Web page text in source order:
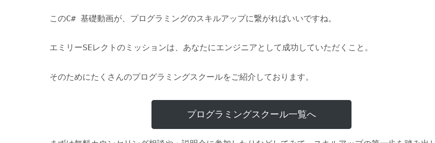
このC# 基礎動画が、プログラミングのスキルアップに繋がればいいですね。
エミリーSEレクトのミッションは、あなたにエンジニアとして成功していただくこと。
そのためにたくさんのプログラミングスクールをご紹介しております。
プログラミングスクール一覧へ